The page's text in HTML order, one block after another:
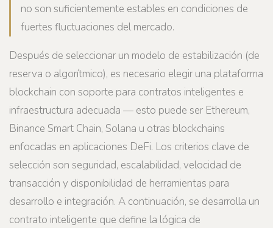
no son suficientemente estables en condiciones de
fuertes fluctuaciones del mercado.
Después de seleccionar un modelo de estabilización (de
reserva o algorítmico), es necesario elegir una plataforma
blockchain con soporte para contratos inteligentes e
infraestructura adecuada — esto puede ser Ethereum,
Binance Smart Chain, Solana u otras blockchains
enfocadas en aplicaciones DeFi. Los criterios clave de
selección son seguridad, escalabilidad, velocidad de
transacción y disponibilidad de herramientas para
desarrollo e integración. A continuación, se desarrolla un
contrato inteligente que define la lógica de